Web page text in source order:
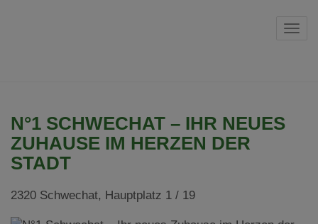
N°1 SCHWECHAT – IHR NEUES
ZUHAUSE IM HERZEN DER
STADT
2320 Schwechat, Hauptplatz 1 / 19